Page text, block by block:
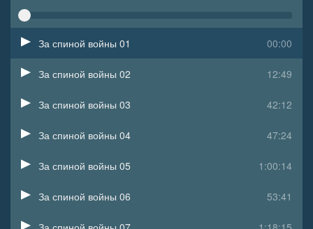
00:00
За спиной войны 01
12:49
За спиной войны 02
42:12
За спиной войны 03
47:24
За спиной войны 04
1:00:14
За спиной войны 05
53:41
За спиной войны 06